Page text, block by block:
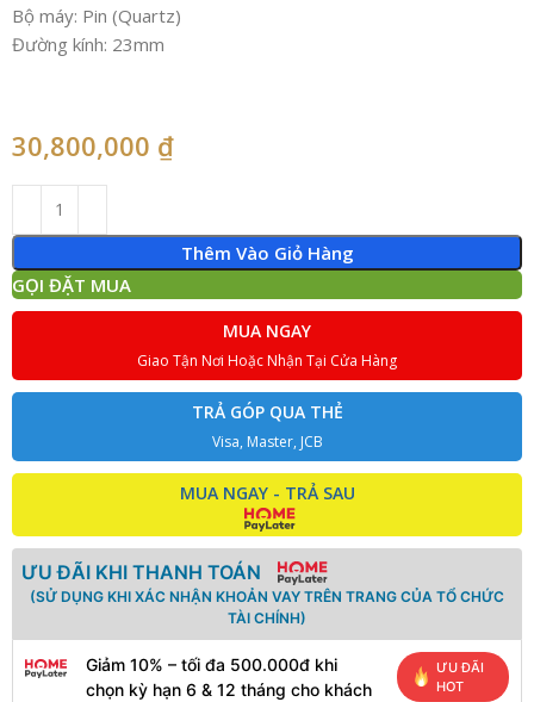
Bộ máy: Pin (Quartz)
Đường kính: 23mm
30,800,000 ₫
Thêm Vào Giỏ Hàng
GỌI ĐẶT MUA
MUA NGAY
Giao Tận Nơi Hoặc Nhận Tại Cửa Hàng
TRẢ GÓP QUA THẺ
Visa, Master, JCB
MUA NGAY - TRẢ SAU
ƯU ĐÃI KHI THANH TOÁN
(SỬ DỤNG KHI XÁC NHẬN KHOẢN VAY TRÊN TRANG CỦA TỔ CHỨC
TÀI CHÍNH)
Giảm 10% – tối đa 500.000đ khi
chọn kỳ hạn 6 & 12 tháng cho khách
ƯU ĐÃI
HOT